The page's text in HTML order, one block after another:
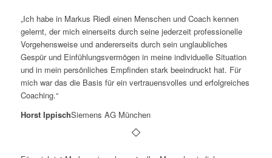
„Ich habe in Markus Riedl einen Menschen und Coach kennen
gelernt, der mich einerseits durch seine jederzeit professionelle
Vorgehensweise und andererseits durch sein unglaubliches
Gespür und Einfühlungsvermögen in meine individuelle Situation
und in mein persönliches Empfinden stark beeindruckt hat. Für
mich war das die Basis für ein vertrauensvolles und erfolgreiches
Coaching.“
Horst IppischSiemens AG München